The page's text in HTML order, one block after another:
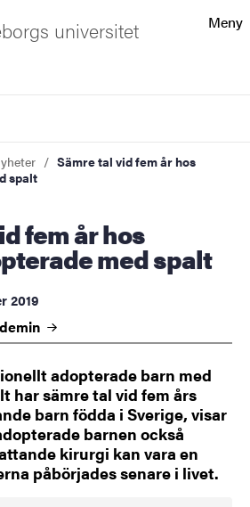
Meny
universitet
Sämre tal vid fem år hos
spalt
med spalt
2019
adopterade barn med
har sämre tal vid fem års
barn födda i Sverige, visar
barnen också
kirurgi kan vara en
påbörjades senare i livet.